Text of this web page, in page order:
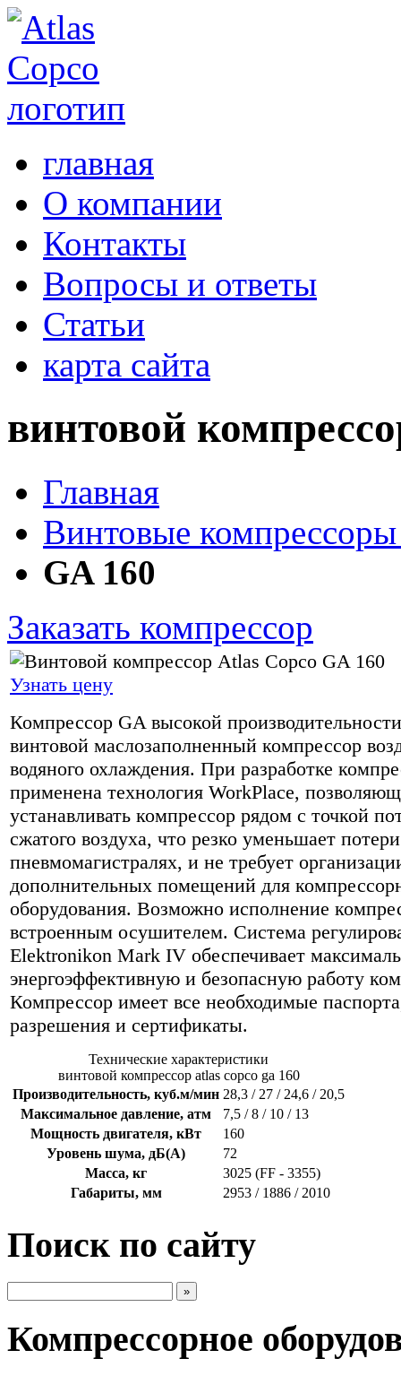
главная
О компании
Контакты
Вопросы и ответы
Статьи
карта сайта
винтовой
Главная
Винтовые
GA 160
Заказать компрессор
Узнать цену
Компрессор GA высокой
винтовой маслозаполненный компрессор
водяного охлаждения. При разработке
применена технология WorkPlace,
устанавливать компрессор рядом с точкой
сжатого воздуха, что резко уменьшает
пневмомагистралях, и не требует
дополнительных помещений для
оборудования. Возможно исполнение
встроенным осушителем. Система
Elektronikon Mark IV обеспечивает
энергоэффективную и безопасную работу
Компрессор имеет все необходимые
разрешения и сертификаты.
Технические характеристики
винтовой компрессор atlas copco ga 160
Производительность, куб.м/мин 28,3 / 27 / 24,6 / 20,5
Максимальное давление, атм
7,5 / 8 / 10 / 13
Мощность двигателя, кВт
160
Уровень шума, дБ(А)
72
Масса, кг
3025 (FF - 3355)
Габариты, мм
2953 / 1886 / 2010
Поиск по сайту
Компрессорное